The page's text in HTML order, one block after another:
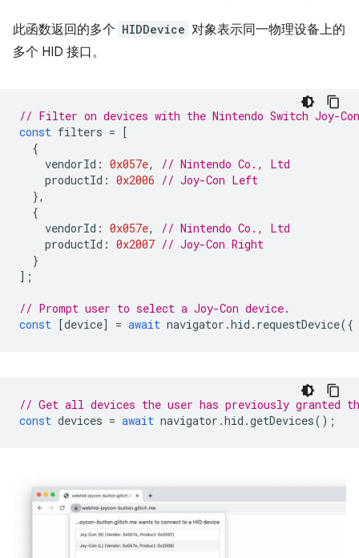
此函数返回的多个 HIDDevice 对象表示同一物理设备上的
多个 HID 接口。
// Filter on devices with the Nintendo Switch Joy-Con
const filters = [
{
vendorId : 0x057e,
// Nintendo Co., Ltd
productId : 0x2006 // Joy-Con Left
},
{
vendorId : 0x057e,
// Nintendo Co., Ltd
productId : 0x2007 // Joy-Con Right
}
];
// Prompt user to select a Joy-Con device.
const [device] = await navigator .hid . requestDevice({
// Get all devices the user has previously granted
const devices = await navigator .hid .getDevices();